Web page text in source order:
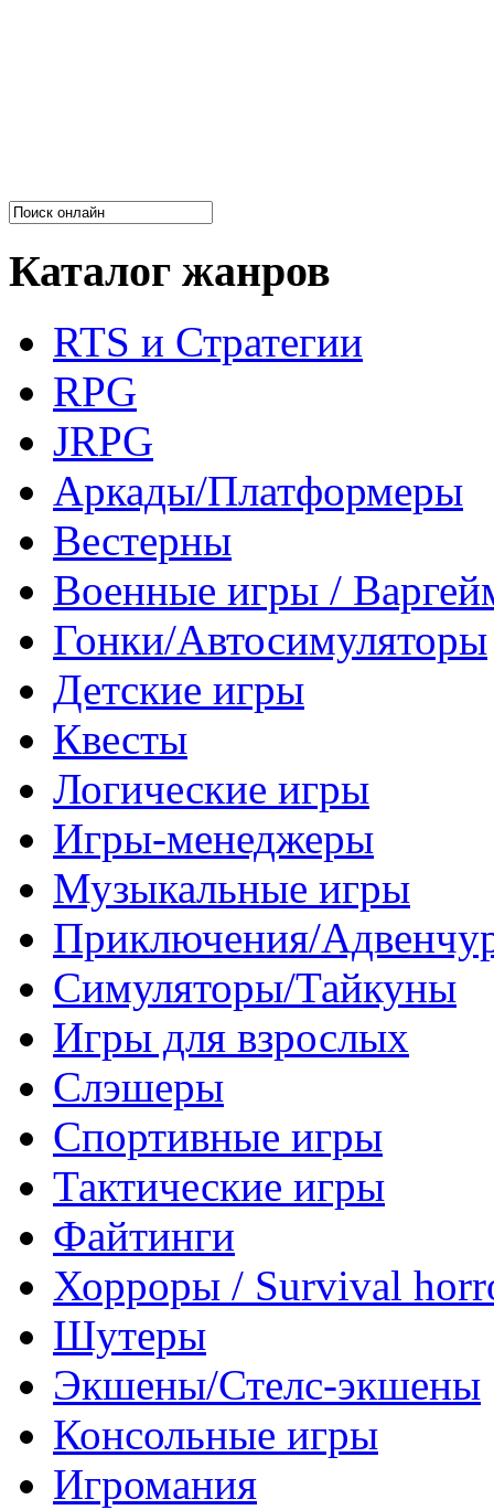
Каталог жанров
RTS и Стратегии
RPG
JRPG
Аркады/Платформеры
Вестерны
Военные игры /
Гонки/Автосимуляторы
Детские игры
Квесты
Логические игры
Игры-менеджеры
Музыкальные игры
Приключения/
Симуляторы/Тайкуны
Игры для взрослых
Слэшеры
Спортивные игры
Тактические игры
Файтинги
Хорроры / Survival
Шутеры
Экшены/Стелс-экшены
Консольные игры
Игромания